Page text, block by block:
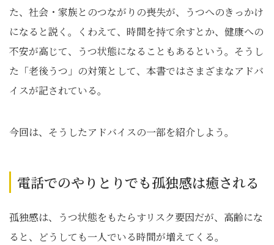
た、社会・家族とのつながりの喪失が、うつへのきっかけ
になると説く。くわえて、時間を持て余すとか、健康への
不安が高じて、うつ状態になることもあるという。そうし
た「老後うつ」の対策として、本書ではさまざまなアドバ
イスが記されている。
今回は、そうしたアドバイスの一部を紹介しよう。
電話でのやりとりでも孤独感は癒される
孤独感は、うつ状態をもたらすリスク要因だが、高齢にな
ると、どうしても一人でいる時間が増えてくる。